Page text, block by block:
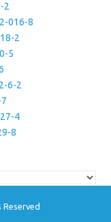
2
016-8
2
5
6-2
4
8
Reserved